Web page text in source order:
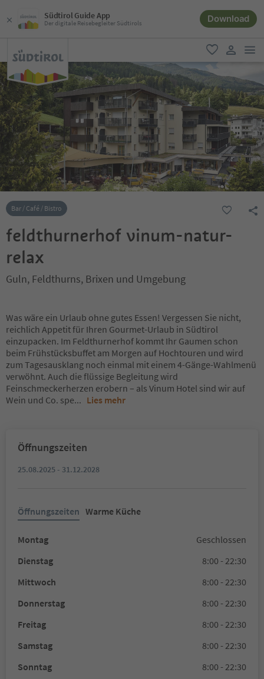
Südtirol Guide App
Der digitale Reisebegleiter Südtirols Download
favorit
Bar / Café / Bistro
feldthurnerhof vinum-natur-
relax
Guln, Feldthurns, Brixen und Umgebung
Was wäre ein Urlaub ohne gutes Essen! Vergessen Sie nicht,
reichlich Appetit für Ihren Gourmet-Urlaub in Südtirol
einzupacken. Im Feldthurnerhof kommt Ihr Gaumen schon
beim Frühstücksbuffet am Morgen auf Hochtouren und wird
zum Tagesausklang noch einmal mit einem 4-Gänge-Wahlmenü
verwöhnt. Auch die flüssige Begleitung wird
Feinschmeckerherzen erobern – als Vinum Hotel sind wir auf
Wein und Co. spe... Lies mehr
Öffnungszeiten
25.08.2025 - 31.12.2028
Öffnungszeiten Warme Küche
Montag
Geschlossen
Dienstag
8:00 - 22:30
Mittwoch
8:00 - 22:30
Donnerstag
8:00 - 22:30
Freitag
8:00 - 22:30
Samstag
8:00 - 22:30
Sonntag
8:00 - 22:30